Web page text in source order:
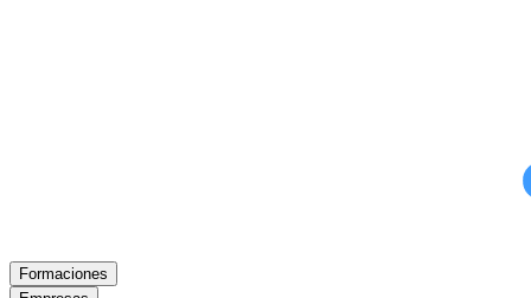
Formaciones